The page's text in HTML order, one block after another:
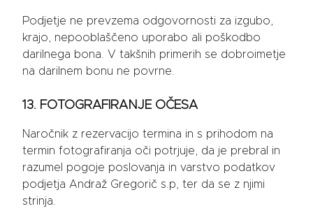
Podjetje ne prevzema odgovornosti za izgubo,
krajo, nepooblaščeno uporabo ali poškodbo
darilnega bona. V takšnih primerih se dobroimetje
na darilnem bonu ne povrne.
13. FOTOGRAFIRANJE OČESA
Naročnik z rezervacijo termina in s prihodom na
termin fotografiranja oči potrjuje, da je prebral in
razumel pogoje poslovanja in varstvo podatkov
podjetja Andraž Gregorič s.p, ter da se z njimi
strinja.